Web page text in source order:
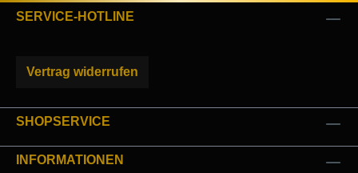
SERVICE-HOTLINE
Vertrag widerrufen
SHOPSERVICE
INFORMATIONEN